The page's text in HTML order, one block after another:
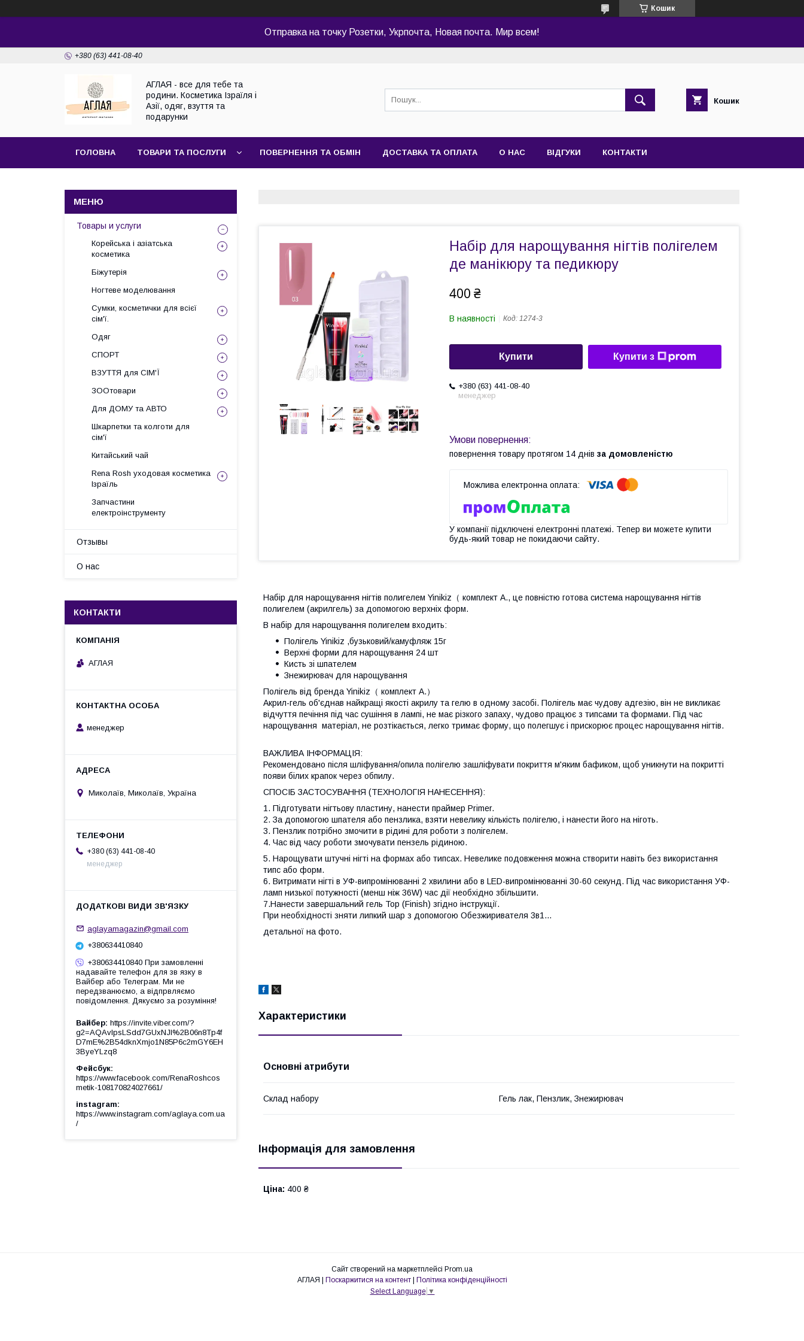
Кошик
Отправка на точку Розетки, Укрпочта, Новая почта. Мир всем!
+380 (63) 441-08-40
АГЛАЯ - все для тебе та
родини. Косметика Ізраїля і
Азії, одяг, взуття та
подарунки
Кошик
ГОЛОВНА ТОВАРИ ТА ПОСЛУГИ ПОВЕРНЕННЯ ТА ОБМІН ДОСТАВКА ТА ОПЛАТА О НАС ВІДГУКИ КОНТАКТИ
Набір для нарощування нігтів полігелем
де манікюру та педикюру
400 ₴
В наявності Код: 1274-3
Купити Купити з
+380 (63) 441-08-40
менеджер
повернення товару протягом 14 днів за домовленістю
У компанії підключені електронні платежі. Тепер ви можете купити
будь-який товар не покидаючи сайту.
Набір для нарощування нігтів полигелем Yinikiz（ комплект А., це повністю готова система нарощування нігтів
полигелем (акрилгель) за допомогою верхніх форм.
В набір для нарощування полигелем входить:
Полігель Yinikiz ,бузьковий/камуфляж 15г
Верхні форми для нарощування 24 шт
Кисть зі шпателем
Знежирювач для нарощування
Полігель від бренда Yinikiz（ комплект А.）
Акрил-гель об'єднав найкращі якості акрилу та гелю в одному засобі. Полігель має чудову адгезію, він не викликає
відчуття печіння під час сушіння в лампі, не має різкого запаху, чудово працює з типсами та формами. Під час
нарощування матеріал, не розтікається, легко тримає форму, що полегшує і прискорює процес нарощування нігтів.
ВАЖЛИВА ІНФОРМАЦІЯ:
Рекомендовано після шліфування/опила полігелю зашліфувати покриття м'яким бафиком, щоб уникнути на покритті
появи білих крапок через обпилу.
СПОСІБ ЗАСТОСУВАННЯ (ТЕХНОЛОГІЯ НАНЕСЕННЯ):
1. Підготувати нігтьову пластину, нанести праймер Primer.
2. За допомогою шпателя або пензлика, взяти невелику кількість полігелю, і нанести його на ніготь.
3. Пензлик потрібно змочити в рідині для роботи з полігелем.
4. Час від часу роботи змочувати пензель рідиною.
5. Нарощувати штучні нігті на формах або типсах. Невелике подовження можна створити навіть без використання
типс або форм.
6. Витримати нігті в УФ-випромінюванні 2 хвилини або в LED-випромінюванні 30-60 секунд. Під час використання УФ-
ламп низької потужності (менш ніж 36W) час дії необхідно збільшити.
7.Нанести завершальний гель Top (Finish) згідно інструкції.
При необхідності зняти липкий шар з допомогою Обезжиривателя 3в1...
детальної на фото.
Характеристики
Основні атрибути
Склад набору Гель лак, Пензлик, Знежирювач
Інформація для замовлення
Ціна: 400 ₴
Товары и услуги
Корейська і азіатська
косметика
Біжутерія
Ногтеве моделювання
Сумки, косметички для всієї
сім'ї.
Одяг
СПОРТ
ВЗУТТЯ для СІМ'Ї
ЗООтовари
Для ДОМУ та АВТО
Шкарпетки та колготи для
сім'ї
Китайський чай
Rena Rosh уходовая косметика
Ізраїль
Запчастини
електроінструменту
Отзывы
О нас
КОНТАКТИ
АГЛАЯ
менеджер
Миколаїв, Миколаїв, Україна
+380 (63) 441-08-40
менеджер
aglayamagazin@gmail.com
+380634410840
+380634410840 При замовленні
надавайте телефон для зв язку в
Вайбер або Телеграм. Ми не
передзванюємо, а відпрвляємо
повідомлення. Дякуємо за розуміння!
Вайбер https://invite.viber.com/?
g2=AQAvlpsLSdd7GUxNJl%2B06n8Tp4f
D7mE%2B54dknXmjo1N85P6c2mGY6EH
3ByeYLzq8
Фейсбук
https://www.facebook.com/RenaRoshcos
metik-108170824027661/
instagram
https://www.instagram.com/aglaya.com.ua
/
Сайт створений на маркетплейсі Prom.ua
АГЛАЯ | Поскаржитися на контент | Політика конфіденційності
Select Language ▼